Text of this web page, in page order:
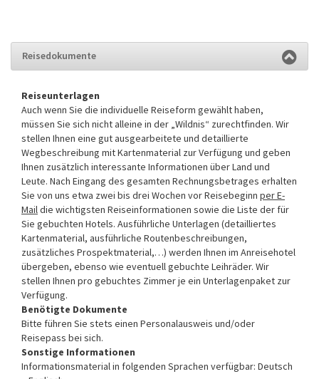
Reisedokumente
Reiseunterlagen
Auch wenn Sie die individuelle Reiseform gewählt haben,
müssen Sie sich nicht alleine in der „Wildnis“ zurechtfinden. Wir
stellen Ihnen eine gut ausgearbeitete und detaillierte
Wegbeschreibung mit Kartenmaterial zur Verfügung und geben
Ihnen zusätzlich interessante Informationen über Land und
Leute. Nach Eingang des gesamten Rechnungsbetrages erhalten
Sie von uns etwa zwei bis drei Wochen vor Reisebeginn per E-
Maildie wichtigsten Reiseinformationen sowie die Liste der für
Sie gebuchten Hotels. Ausführliche Unterlagen (detailliertes
Kartenmaterial, ausführliche Routenbeschreibungen,
zusätzliches Prospektmaterial,…) werden Ihnen im Anreisehotel
übergeben, ebenso wie eventuell gebuchte Leihräder. Wir
stellen Ihnen pro gebuchtes Zimmer je ein Unterlagenpaket zur
Verfügung.
Benötigte Dokumente
Bitte führen Sie stets einen Personalausweis und/oder
Reisepass bei sich.
Sonstige Informationen
Informationsmaterial in folgenden Sprachen verfügbar: Deutsch